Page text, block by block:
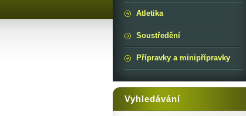
Atletika
Soustředění
Přípravky a minipřípravky
Vyhledávání